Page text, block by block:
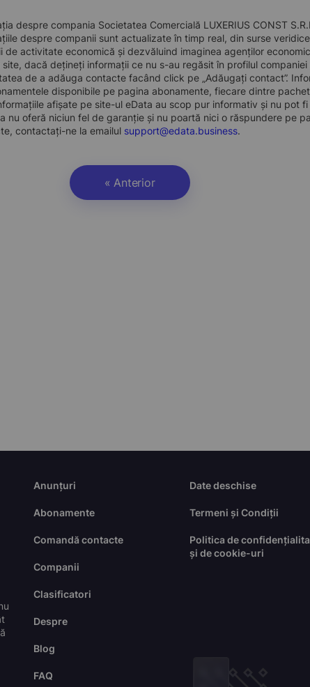
despre compania Societatea Comercială LUXERIUS CONST
despre companii sunt actualizate în timp real, din surse
de activitate economică și dezvăluind imaginea agenților
site, dacă dețineți informații ce nu s-au regăsit în profilul
de a adăuga contacte facând click pe „Adăugați contact”.
disponibile pe pagina abonamente, fiecare dintre
afișate pe site-ul eData au scop pur informativ și nu pot
nu oferă niciun fel de garanție și nu poartă nici o răspundere pe
contactați-ne la emailul support@edata.business.
« Anterior
Anunțuri
Abonamente
Comandă contacte
Companii
Clasificatori
Despre
Blog
FAQ
Date deschise
Termeni și Condiții
Politica de
și de cookie-uri